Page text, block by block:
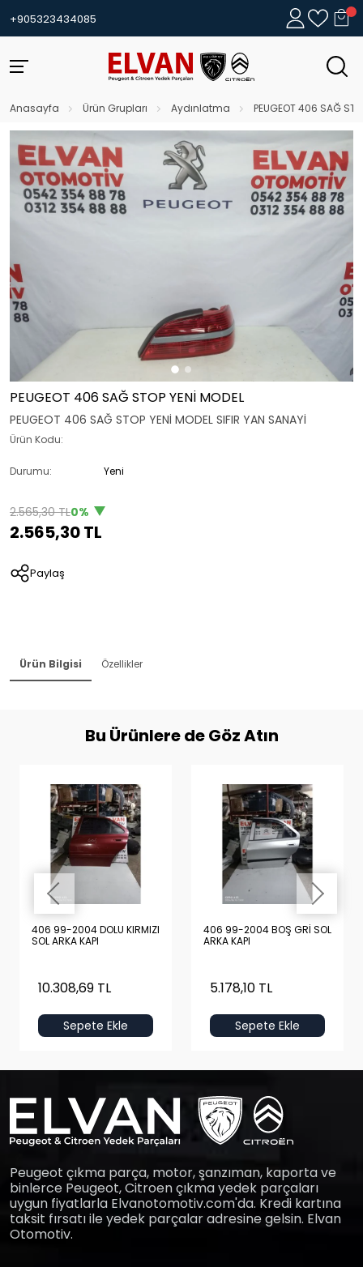
+905323434085
Anasayfa Ürün Grupları Aydınlatma PEUGEOT 406 SAĞ
PEUGEOT 406 SAĞ STOP YENİ MODEL
PEUGEOT 406 SAĞ STOP YENİ MODEL SIFIR YAN SANAYİ
Ürün Kodu:
Durumu: Yeni
2.565,30 TL0%
2.565,30 TL
Paylaş
Ürün Bilgisi Özellikler
Bu Ürünlere de Göz Atın
406 99-2004 DOLU KIRMIZI
SOL ARKA KAPI
10.308,69 TL
Sepete Ekle
406 99-2004 BOŞ GRİ SOL
ARKA KAPI
5.178,10 TL
Sepete Ekle
Peugeot çıkma parça, motor, şanzıman, kaporta ve
binlerce Peugeot, Citroen çıkma yedek parçaları
uygun fiyatlarla Elvanotomotiv.com'da. Kredi kartına
taksit fırsatı ile yedek parçalar adresine gelsin. Elvan
Otomotiv.